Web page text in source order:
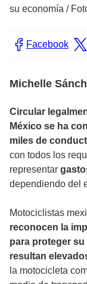
su economía /
Facebook
Michelle
Circular
México se ha
miles de
con todos los
representar
dependiendo del
Motociclistas
reconocen la
para proteger
resultan
la motocicleta